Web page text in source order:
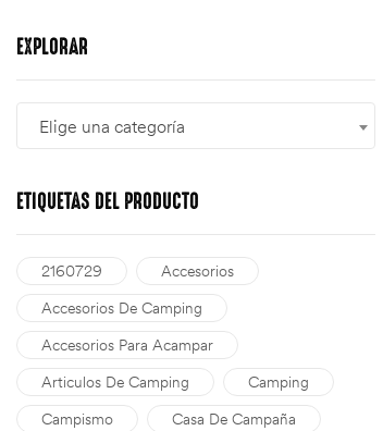
EXPLORAR
Elige una categoría
ETIQUETAS DEL PRODUCTO
2160729
Accesorios
Accesorios De Camping
Accesorios Para Acampar
Articulos De Camping
Camping
Campismo
Casa De Campaña